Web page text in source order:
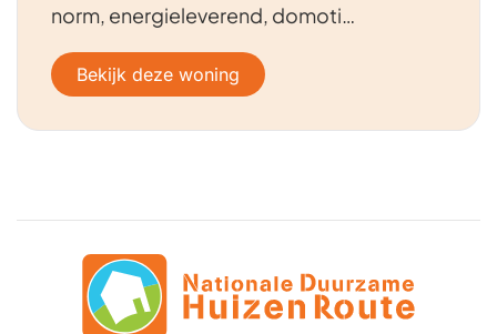
norm, energieleverend, domoti…
Bekijk deze woning